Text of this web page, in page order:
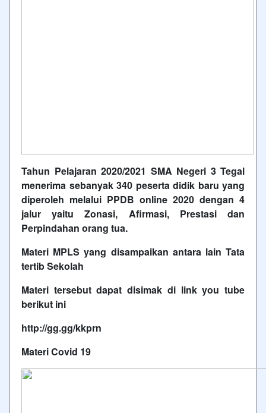
Tahun Pelajaran 2020/2021 SMA Negeri 3 Tegal
menerima sebanyak 340 peserta didik baru yang
diperoleh melalui PPDB online 2020 dengan 4
jalur yaitu Zonasi, Afirmasi, Prestasi dan
Perpindahan orang tua.
Materi MPLS yang disampaikan antara lain Tata
tertib Sekolah
Materi tersebut dapat disimak di link you tube
berikut ini
http://gg.gg/kkprn
MateriCovid 19